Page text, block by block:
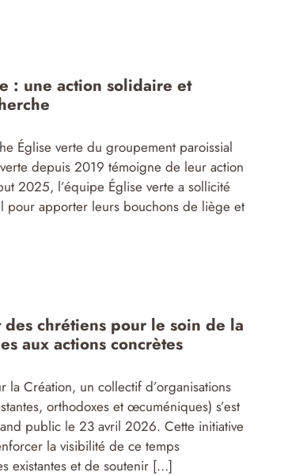
: une action solidaire et
Église verte du groupement paroissial
depuis 2019 témoigne de leur action
2025, l’équipe Église verte a sollicité
apporter leurs bouchons de liège et
chrétiens pour le soin de la
aux actions concrètes
la Création, un collectif d’organisations
orthodoxes et œcuméniques) s’est
public le 23 avril 2026. Cette initiative
la visibilité de ce temps
existantes et de soutenir […]